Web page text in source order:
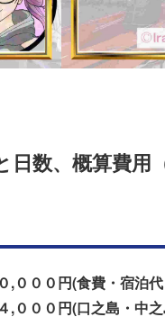
日数、概算費
００円(食費・宿泊
０円(口之島・中之